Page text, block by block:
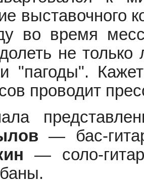
выставочного
во время
не
"пагоды".
проводит
— бас-
— соло-